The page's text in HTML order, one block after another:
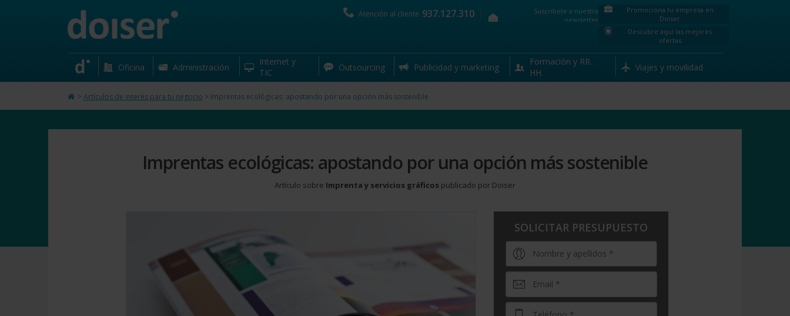
Atención al cliente 937.127.310
Suscríbete a nuestra
newsletter
Promociona tu empresa en
Doiser
Descubre aquí las mejores
ofertas
Oficina Administración
Internet y
TIC
Outsourcing Publicidad y marketing
Formación y RR.
HH.
Viajes y movilidad
> Artículos de interés para tu negocio > Imprentas ecológicas: apostando por una opción más sostenible
Artículo relacionado con la sección de Imprenta y servicios gráficos
Imprentas ecológicas: apostando por una opción más sostenible
Artículo sobre Imprenta y servicios gráficos publicado por Doiser
SOLICITAR PRESUPUESTO